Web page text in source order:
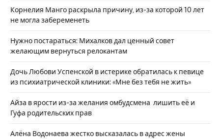
Корнелия Манго раскрыла причину, из-за которой 10 лет
не могла забеременеть
Нужно постараться: Михалков дал ценный совет
желающим вернуться релокантам
Дочь Любови Успенской в истерике обратилась к певице
из психиатрической клиники: «Мне без тебя не жить»
Айза в ярости из-за желания омбудсмена лишить её и
Гуфа родительских прав
Алёна Водонаева жестко высказалась в адрес жены